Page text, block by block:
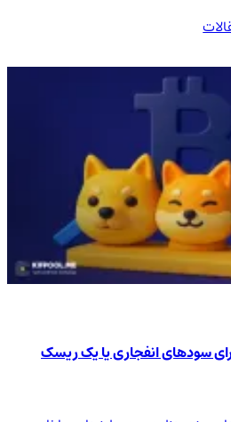
سودهای انفجاری یا یک ریسک